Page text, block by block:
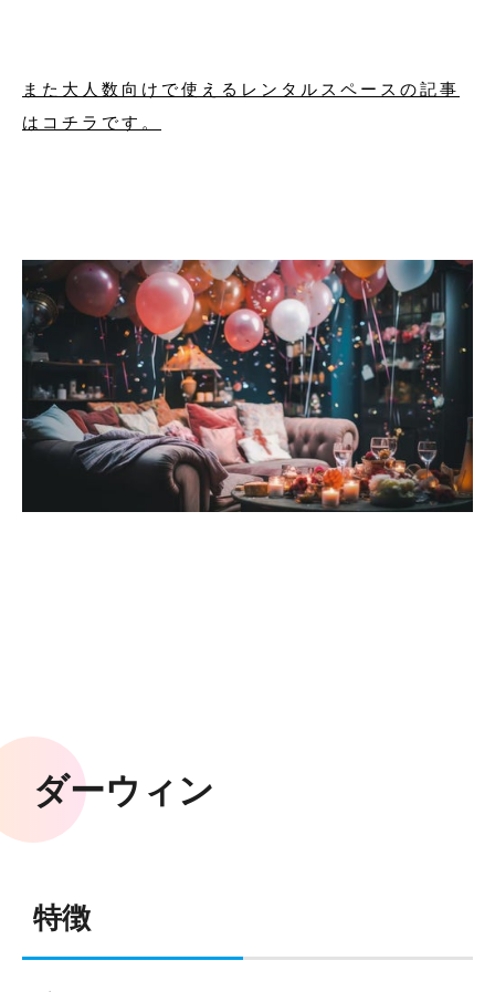
また大人数向けで使えるレンタルスペースの記事
はコチラです。
ダーウィン
特徴